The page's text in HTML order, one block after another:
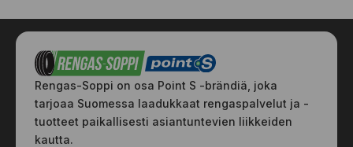
Rengas-Soppi on osa Point S -brändiä, joka
tarjoaa Suomessa laadukkaat rengaspalvelut ja -
tuotteet paikallisesti asiantuntevien liikkeiden
kautta.